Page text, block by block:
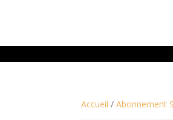
Accueil /Abonnement